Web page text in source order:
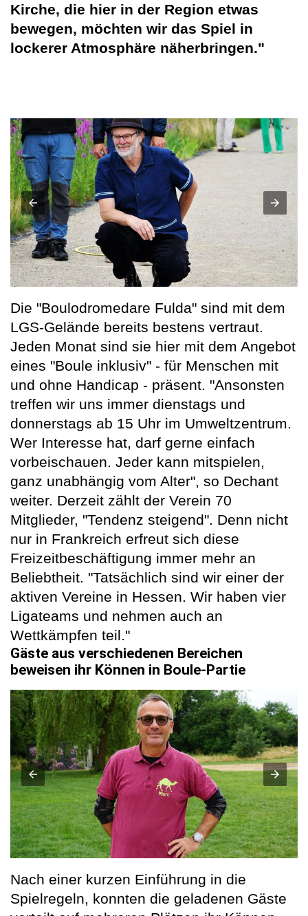
Kirche, die hier in der Region etwas
bewegen, möchten wir das Spiel in
lockerer Atmosphäre näherbringen."
Die "Boulodromedare Fulda" sind mit dem
LGS-Gelände bereits bestens vertraut.
Jeden Monat sind sie hier mit dem Angebot
eines "Boule inklusiv" - für Menschen mit
und ohne Handicap - präsent. "Ansonsten
treffen wir uns immer dienstags und
donnerstags ab 15 Uhr im Umweltzentrum.
Wer Interesse hat, darf gerne einfach
vorbeischauen. Jeder kann mitspielen,
ganz unabhängig vom Alter", so Dechant
weiter. Derzeit zählt der Verein 70
Mitglieder, "Tendenz steigend". Denn nicht
nur in Frankreich erfreut sich diese
Freizeitbeschäftigung immer mehr an
Beliebtheit. "Tatsächlich sind wir einer der
aktiven Vereine in Hessen. Wir haben vier
Ligateams und nehmen auch an
Wettkämpfen teil."
Gäste aus verschiedenen Bereichen
beweisen ihr Können in Boule-Partie
Nach einer kurzen Einführung in die
Spielregeln, konnten die geladenen Gäste